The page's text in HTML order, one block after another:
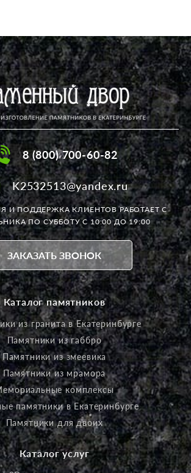
8 (800) 700-60-82
K2532513@yandex.ru
И ПОДДЕРЖКА КЛИЕНТОВ РАБОТАЕТС
ПО СУББОТУ С 10:00 ДО 19:00
ЗАКАЗАТЬ ЗВОНОК
Каталог памятников
из гранита в Екатеринбурге
Памятники из габбро
Памятники из змеевика
Памятники из мрамора
комплексы
памятники в Екатеринбурге
Памятники для двоих
Каталог услуг